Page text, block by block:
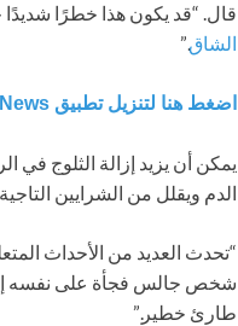
قال. “قد يكون هذا خطرًا
الشاق.”
اضغط هنا لتنزيل تطبيق Fox News
يمكن أن يزيد إزالة الثلوج
الدم ويقلل من الشرايين
“تحدث العديد من الأحداث
شخص جالس فجأة على نفسه
طارئ خطير.”